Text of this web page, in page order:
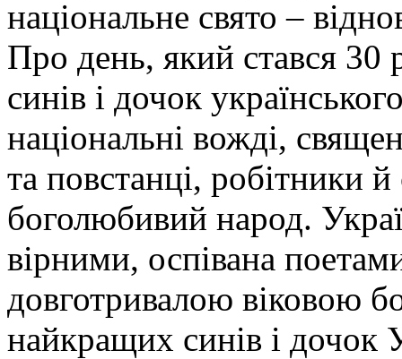
національне свято –
Про день, який стався 30
синів і дочок
національні вожді,
та повстанці, робітники
боголюбивий народ.
вірними, оспівана
довготривалою віковою
найкращих синів і дочок